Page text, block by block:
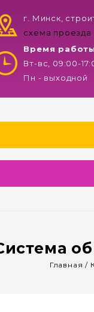
г. Минск,
схема проезда
Время
Вт-вс, 09:00-
Пн - выходной
Главная /